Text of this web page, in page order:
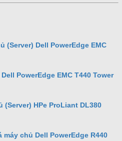
(Server) Dell PowerEdge EMC
PowerEdge EMC T440 Tower
HPe ProLiant DL380
chủ Dell PowerEdge R440